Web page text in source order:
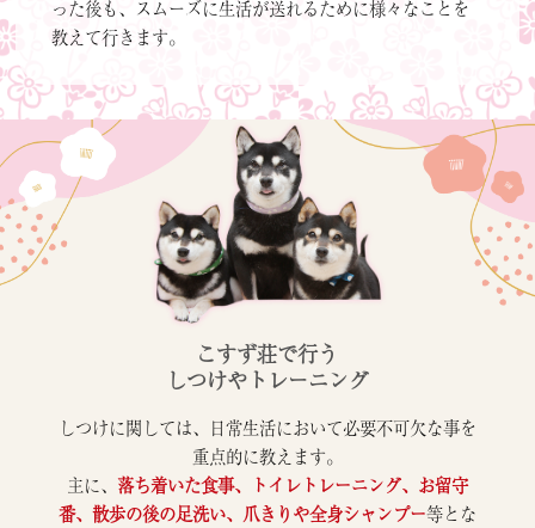
った後も、スムーズに生活が送れるために様々なことを
教えて行きます。
こすず荘で行う
しつけやトレーニング
しつけに関しては、日常生活において必要不可欠な事を
重点的に教えます。
主に、 落ち着いた食事、トイレトレーニング、お留守
番、散歩の後の足洗い、爪きりや全身シャンプー等とな